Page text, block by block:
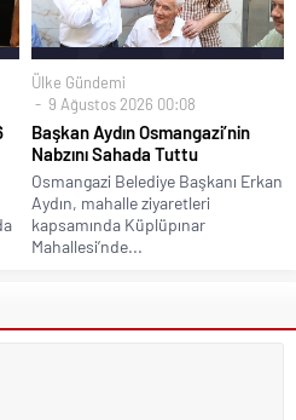
Ülke Gündemi
9 Ağustos 2026 00:08
Başkan Aydın Osmangazi’nin
Nabzını Sahada Tuttu
Osmangazi Belediye Başkanı Erkan
Aydın, mahalle ziyaretleri
kapsamında Küplüpınar
Mahallesi’nde...